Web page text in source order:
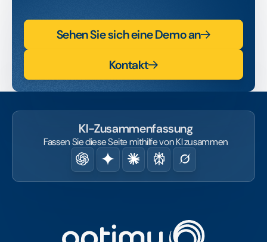
Sehen Sie sich eine Demo an
Kontakt
KI-Zusammenfassung
Fassen Sie diese Seite mithilfe von KI zusammen